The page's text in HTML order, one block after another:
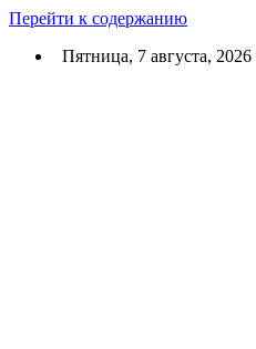
Перейти к содержанию
Пятница, 7 августа, 2026